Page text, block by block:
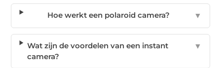
Hoe werkt een polaroid camera? ▼
Wat zijn de voordelen van een instant
camera?
▼